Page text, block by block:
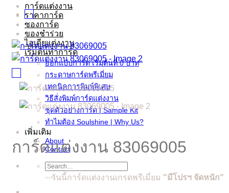
การ์ดแต่งงาน
ราคาการ์ด
ซองการ์ด
ของชำร่วย
ไอเดียแต่งงาน
เริ่มต้นทำการ์ด
ออกแบบการ์ด เริ่มต้นที่ 0 บาท
กระดาษการ์ดพรีเมี่ยม
เทคนิคการพิมพ์พิเศษ
วิธีสั่งพิมพ์การ์ดแต่งงาน
ชุดตัวอย่างการ์ด | Sample Kit
ทำไมต้อง Soulshine | Why Us?
เพิ่มเติม
About
Contact
Search
for:
การ์ดแต่งงาน 83069005
วันนี้การ์ดแต่งงานเกรดพรีเมี่ยม "มีโปรฯ จัดหนัก"